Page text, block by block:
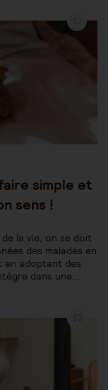
simple et
sens !
la vie, on se doit
des malades en
en adoptant des
dans une…